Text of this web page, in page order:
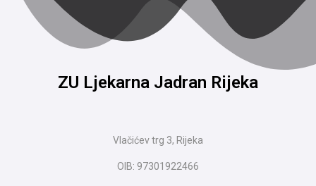
ZU Ljekarna Jadran Rijeka
Vlačićev trg 3, Rijeka
OIB: 97301922466